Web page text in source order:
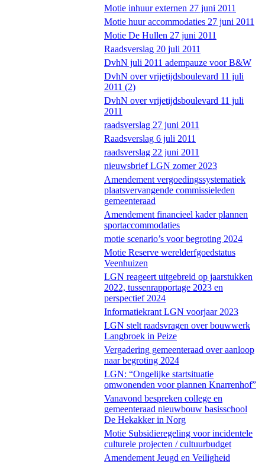
Motie inhuur externen 27 juni 2011
Motie huur accommodaties 27 juni 2011
Motie De Hullen 27 juni 2011
Raadsverslag 20 juli 2011
DvhN juli 2011 adempauze voor B&W
DvhN over vrijetijdsboulevard 11 juli
2011 (2)
DvhN over vrijetijdsboulevard 11 juli
2011
raadsverslag 27 juni 2011
Raadsverslag 6 juli 2011
raadsverslag 22 juni 2011
nieuwsbrief LGN zomer 2023
Amendement vergoedingssystematiek
plaatsvervangende commissieleden
gemeenteraad
Amendement financieel kader plannen
sportaccommodaties
motie scenario’s voor begroting 2024
Motie Reserve werelderfgoedstatus
Veenhuizen
LGN reageert uitgebreid op jaarstukken
2022, tussenrapportage 2023 en
perspectief 2024
Informatiekrant LGN voorjaar 2023
LGN stelt raadsvragen over bouwwerk
Langbroek in Peize
Vergadering gemeenteraad over aanloop
naar begroting 2024
LGN: “Ongelijke startsituatie
omwonenden voor plannen Knarrenhof”
Vanavond bespreken college en
gemeenteraad nieuwbouw basisschool
De Hekakker in Norg
Motie Subsidieregeling voor incidentele
culturele projecten / cultuurbudget
Amendement Jeugd en Veiligheid